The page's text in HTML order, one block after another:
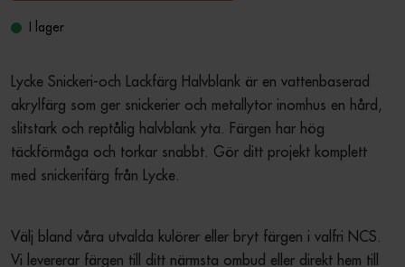
I lager
Lycke Snickeri-och Lackfärg Halvblank är en vattenbaserad
akrylfärg som ger snickerier och metallytor inomhus en hård,
slitstark och reptålig halvblank yta. Färgen har hög
täckförmåga och torkar snabbt. Gör ditt projekt komplett
med snickerifärg från Lycke.
Välj bland våra utvalda kulörer eller bryt färgen i valfri NCS.
Vi levererar färgen till ditt närmsta ombud eller direkt hem till